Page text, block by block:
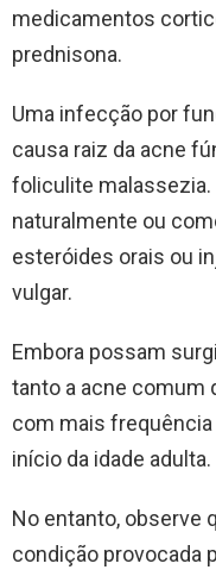
medicamentos
prednisona.
Uma infecção por
causa raiz da acne
foliculite
naturalmente ou
esteróides orais ou
vulgar.
Embora possam
tanto a acne comum
com mais
início da idade adulta.
No entanto, observe
condição provocada